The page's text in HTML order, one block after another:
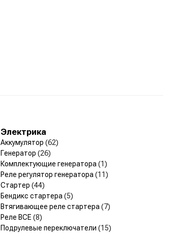
Электрика
Аккумулятор (62)
Генератор (26)
Комплектующие генератора (1)
Реле регулятор генератора (11)
Стартер (44)
Бендикс стартера (5)
Втягивающее реле стартера (7)
Реле ВСЕ (8)
Подрулевые переключатели (15)